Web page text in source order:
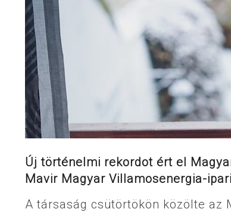
Új történelmi rekordot ért el
Mavir Magyar Villamosenergia-
A társaság csütörtökön közölte az